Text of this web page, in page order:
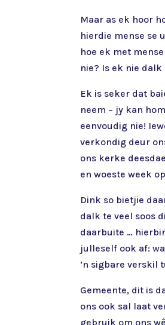
Maar as ek hoor
hierdie mense se
hoe ek met
nie? Is ek nie
Ek is seker dat
neem – jy kan
eenvoudig nie!
verkondig deur
ons kerke
en woeste week
Dink so bietjie
dalk te veel soos
daarbuite …
julleself ook af:
’n sigbare verskil
Gemeente, dit is
ons ook sal laat
gebruik om ons